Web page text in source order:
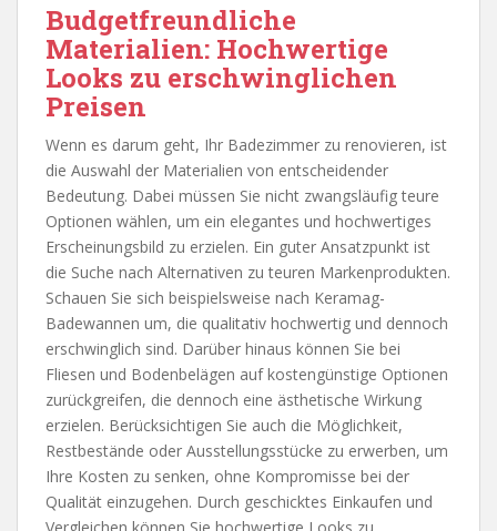
Budgetfreundliche
Materialien: Hochwertige
Looks zu erschwinglichen
Preisen
Wenn es darum geht, Ihr Badezimmer zu renovieren, ist
die Auswahl der Materialien von entscheidender
Bedeutung. Dabei müssen Sie nicht zwangsläufig teure
Optionen wählen, um ein elegantes und hochwertiges
Erscheinungsbild zu erzielen. Ein guter Ansatzpunkt ist
die Suche nach Alternativen zu teuren Markenprodukten.
Schauen Sie sich beispielsweise nach Keramag-
Badewannen um, die qualitativ hochwertig und dennoch
erschwinglich sind. Darüber hinaus können Sie bei
Fliesen und Bodenbelägen auf kostengünstige Optionen
zurückgreifen, die dennoch eine ästhetische Wirkung
erzielen. Berücksichtigen Sie auch die Möglichkeit,
Restbestände oder Ausstellungsstücke zu erwerben, um
Ihre Kosten zu senken, ohne Kompromisse bei der
Qualität einzugehen. Durch geschicktes Einkaufen und
Vergleichen können Sie hochwertige Looks zu